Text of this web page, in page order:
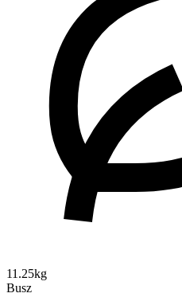
11.25kg
Busz